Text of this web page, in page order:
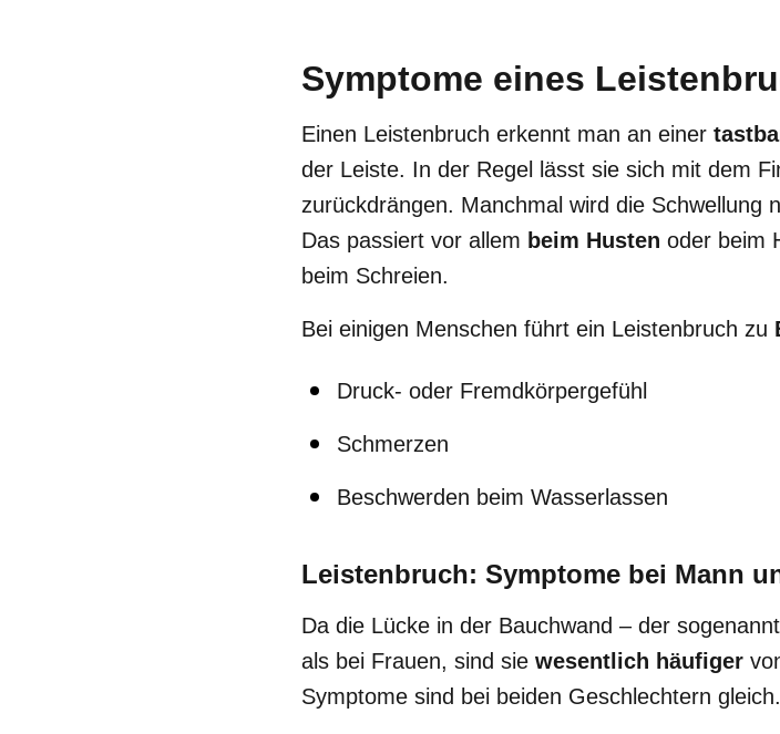
Symptome eines
Einen Leistenbruch erkennt man an einer
der Leiste. In der Regel lässt sie sich mit dem
zurückdrängen. Manchmal wird die Schwellung
Das passiert vor allem beim Husten oder beim
beim Schreien.
Bei einigen Menschen führt ein Leistenbruch zu
Druck- oder Fremdkörpergefühl
Schmerzen
Beschwerden beim Wasserlassen
Leistenbruch: Symptome bei Mann
Da die Lücke in der Bauchwand – der
als bei Frauen, sind sie wesentlich häufiger
Symptome sind bei beiden Geschlechtern gleich.